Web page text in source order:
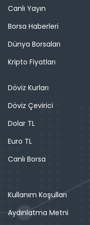
Canlı Yayın
Borsa Haberleri
Dünya Borsaları
Kripto Fiyatları
Döviz Kurları
Döviz Çevirici
Dolar TL
Euro TL
Canlı Borsa
Kullanım Koşulları
Aydınlatma Metni